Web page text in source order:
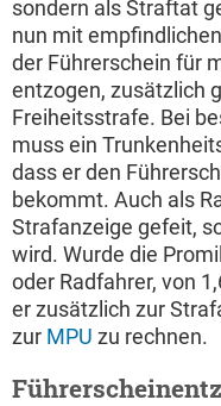
sondern als Straftat
nun mit
der Führerschein für
entzogen, zusätzlich
Freiheitsstrafe. Bei
muss ein
dass er den
bekommt. Auch als
Strafanzeige gefeit,
wird. Wurde die
oder Radfahrer, von
er zusätzlich zur
zur MPU zu rechnen.